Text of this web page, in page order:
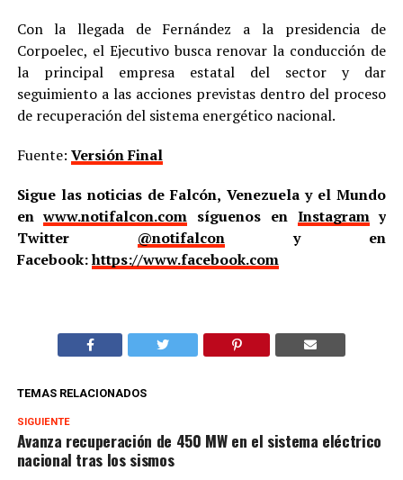
Con la llegada de Fernández a la presidencia de
Corpoelec, el Ejecutivo busca renovar la conducción de
la principal empresa estatal del sector y dar
seguimiento a las acciones previstas dentro del proceso
de recuperación del sistema energético nacional.
Fuente: Versión Final
Sigue las noticias de Falcón, Venezuela y el Mundo
enwww.notifalcon.com síguenos en Instagramy
Twitter @notifalcony en
Facebook:https://www.facebook.com
TEMAS RELACIONADOS
SIGUIENTE
Avanza recuperación de 450 MW en el sistema eléctrico
nacional tras los sismos